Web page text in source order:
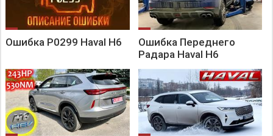
Ошибка P0299 Haval H6
Ошибка Переднего
Радара Haval H6